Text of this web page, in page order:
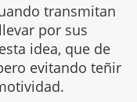
transmitan
por sus
idea, que de
evitando teñir